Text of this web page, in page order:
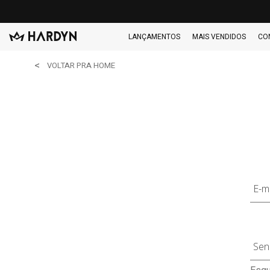
LANÇAMENTOS MAIS VENDIDOS
VOLTAR PRA HOME